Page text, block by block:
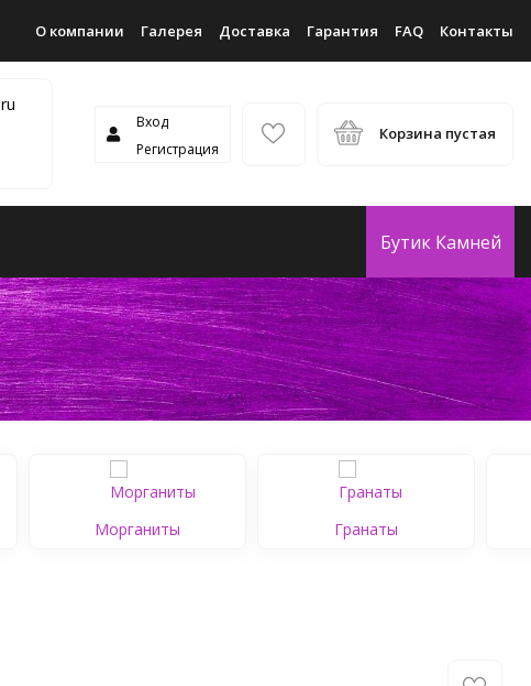
О компании Галерея Доставка Гарантия FAQ Контакты
Вход
Регистрация
Корзина пустая
Бутик Камней
Морганиты Гранаты